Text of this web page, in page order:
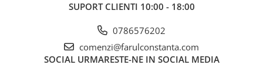
SUPORT CLIENTI 10:00 - 18:00
0786576202
comenzi@farulconstanta.com
SOCIAL URMARESTE-NE IN SOCIAL MEDIA